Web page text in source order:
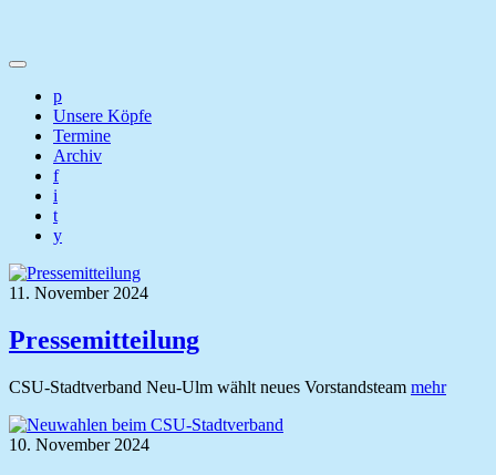
p
Unsere Köpfe
Termine
Archiv
f
i
t
y
11. November 2024
Pressemitteilung
CSU-Stadtverband Neu-Ulm wählt neues Vorstandsteam mehr
10. November 2024